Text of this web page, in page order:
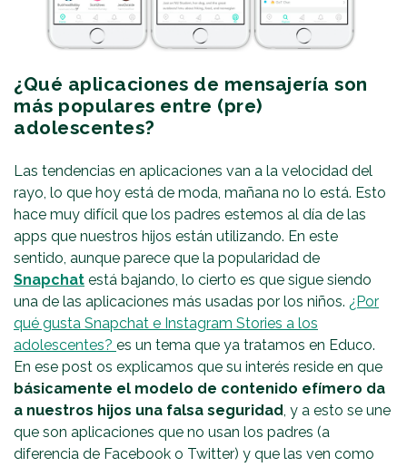
¿Qué aplicaciones de mensajería son
más populares entre (pre)
adolescentes?
Las tendencias en aplicaciones van a la velocidad del
rayo, lo que hoy está de moda, mañana no lo está. Esto
hace muy difícil que los padres estemos al día de las
apps que nuestros hijos están utilizando. En este
sentido, aunque parece que la popularidad de
Snapchat está bajando, lo cierto es que sigue siendo
una de las aplicaciones más usadas por los niños. ¿Por
qué gusta Snapchat e Instagram Stories a los
adolescentes? es un tema que ya tratamos en Educo.
En ese post os explicamos que su interés reside en que
básicamente el modelo de contenido efímero da
a nuestros hijos una falsa seguridad, y a esto se une
que son aplicaciones que no usan los padres (a
diferencia de Facebook o Twitter) y que las ven como